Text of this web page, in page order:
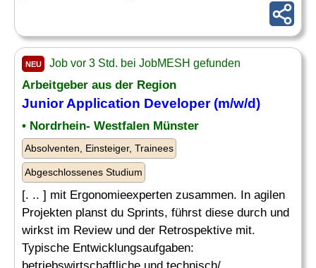
NEU Job vor 3 Std. bei JobMESH gefunden
Arbeitgeber aus der Region
JuniorApplication Developer(m/w/d)
• Nordrhein- Westfalen Münster
Absolventen, Einsteiger, Trainees
Abgeschlossenes Studium
[. .. ] mit Ergonomieexperten zusammen. In agilen
Projekten planst du Sprints, führst diese durch und
wirkst im Review und der Retrospektive mit.
Typische Entwicklungsaufgaben: